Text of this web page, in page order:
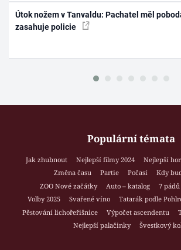
Útok nožem v Tanvaldu: Pachatel měl
zasahuje policie
Populární témata
Jak zhubnout Nejlepší filmy 2024 Nejlepší
Změna času
Partie Počasí
Kdy
ZOO Nové začátky
Auto – katalog
7
Volby 2025
Svařené víno Tatarák podle
Pěstování lichořeřišnice
Výpočet ascendentu
Nejlepší palačinky
Švestkový